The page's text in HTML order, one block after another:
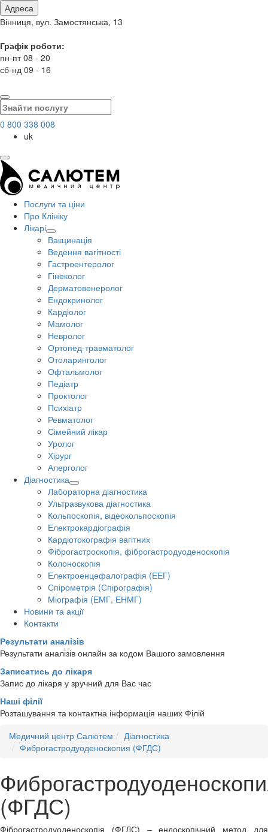
Адреса
Вінниця, вул. Замостянська, 13
Графік роботи:
пн-пт 08 - 20
сб-нд 09 - 16
0 800 338 008
uk
Послуги та ціни
Про Клініку
Лікарі
Вакцинація
Ведення вагітності
Гастроентеролог
Гінеколог
Дерматовенеролог
Ендокринолог
Кардіолог
Мамолог
Невролог
Ортопед-травматолог
Отоларинголог
Офтальмолог
Педіатр
Проктолог
Психіатр
Ревматолог
Сімейний лікар
Уролог
Хірург
Алерголог
Діагностика
Лабораторна діагностика
Ультразвукова діагностика
Кольпоскопія, відеокольпоскопія
Електрокардіографія
Кардіотокографія вагітних
Фіброгастроскопія, фіброгастродуоденоскопія
Колоноскопія
Електроенцефалографія (ЕЕГ)
Спірометрія (Спірографія)
Міографія (ЕМГ, ЕНМГ)
Новини та акції
Контакти
Результати аналiзiв
Результати аналізів онлайн за кодом Вашого замовлення
Записатись до лікаря
Запис до лікаря у зручний для Вас час
Наші філії
Розташування та контактна інформація наших Філій
Медичний центр Салютем
Діагностика
Фиброгастродуоденоскопия (ФГДС)
(ФГДС)
Фіброгастродуоденоскопія (ФГДС)
– ендоскопічний метод для